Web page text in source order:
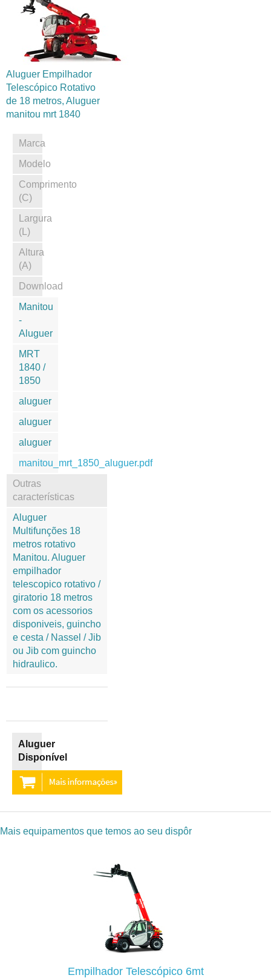
Aluguer Empilhador
Telescópico Rotativo
de 18 metros, Aluguer
manitou mrt 1840
Marca
Modelo
Comprimento
(C)
Largura
(L)
Altura
(A)
Download
Manitou
-
Aluguer
MRT
1840 /
1850
aluguer
aluguer
aluguer
manitou_mrt_1850_aluguer.pdf
Outras
características
Aluguer
Multifunções 18
metros rotativo
Manitou. Aluguer
empilhador
telescopico rotativo /
giratorio 18 metros
com os acessorios
disponiveis, guincho
e cesta / Nassel / Jib
ou Jib com guincho
hidraulico.
Aluguer
Disponível
Mais equipamentos que temos ao seu dispôr
Empilhador Telescópico 6mt